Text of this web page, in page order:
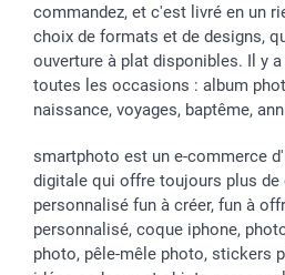
commandez, et c'est livré en un
choix de formats et de designs,
ouverture à plat disponibles. Il y
toutes les occasions : album
naissance, voyages, baptême,
smartphoto est un e-commerce
digitale qui offre toujours plus de
personnalisé fun à créer, fun à
personnalisé, coque iphone,
photo, pêle-mêle photo, stickers